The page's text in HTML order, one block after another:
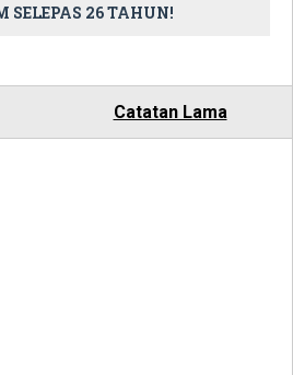
26 TAHUN!
Catatan Lama